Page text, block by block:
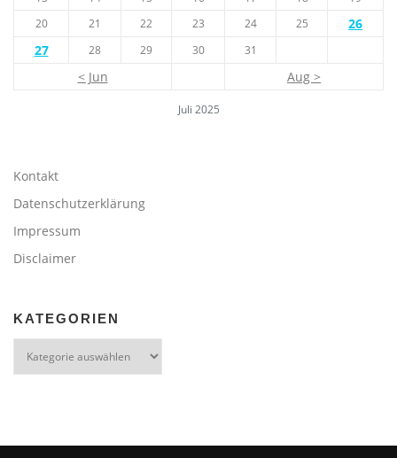
Juli 2025
20
21 22 23 24 25
26
27
28 29 30 31
< Jun Aug >
Kontakt
Datenschutzerklärung
Impressum
Disclaimer
KATEGORIEN